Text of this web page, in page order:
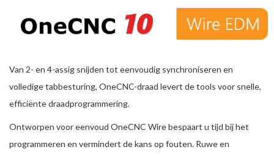
Van 2- en 4-assig snijden tot eenvoudig synchroniseren en
volledige tabbesturing, OneCNC-draad levert de tools voor snelle,
efficiënte draadprogrammering.
Ontworpen voor eenvoud OneCNC Wire bespaart u tijd bij het
programmeren en vermindert de kans op fouten. Ruwe en